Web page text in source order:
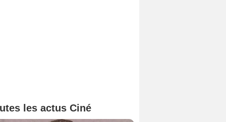
les actus Ciné